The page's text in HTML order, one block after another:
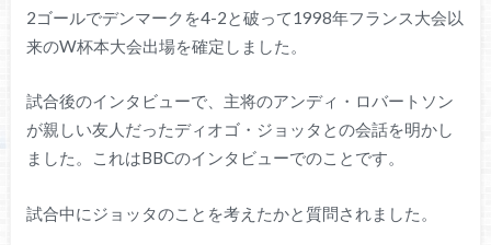
2ゴールでデンマークを4-2と破って1998年フランス大会以
来のW杯本大会出場を確定しました。
試合後のインタビューで、主将のアンディ・ロバートソン
が親しい友人だったディオゴ・ジョッタとの会話を明かし
ました。これはBBCのインタビューでのことです。
試合中にジョッタのことを考えたかと質問されました。